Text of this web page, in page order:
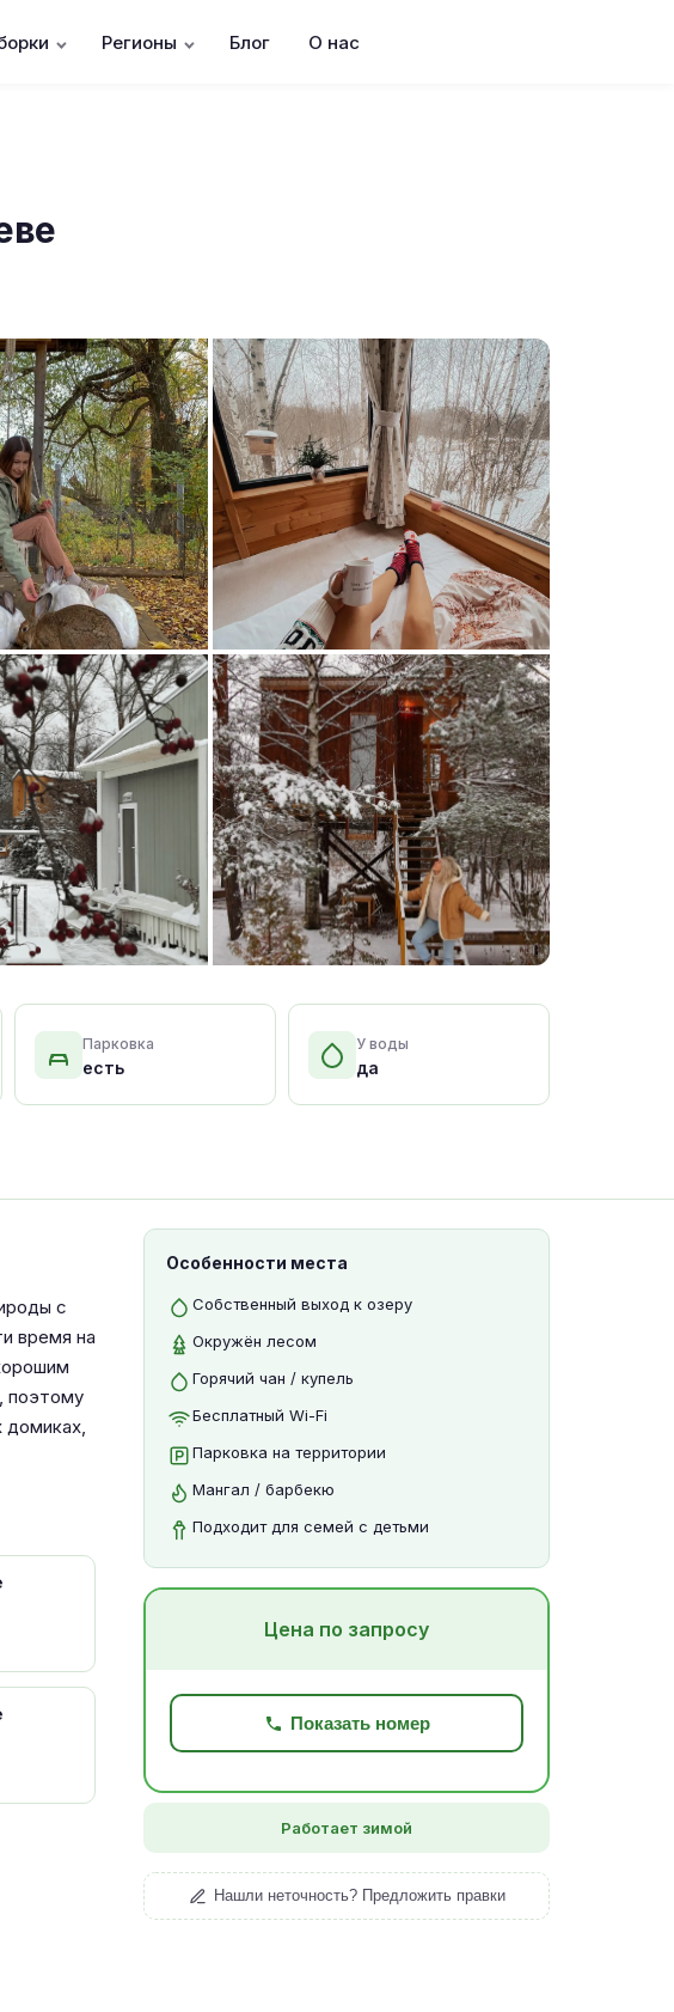
Регионы Блог О нас
Парковка
есть
У воды
да
с
время на
поэтому
домиках,
Особенности места
Собственный выход к озеру
Окружён лесом
Горячий чан / купель
Бесплатный Wi-Fi
Парковка на территории
Мангал / барбекю
Подходит для семей с детьми
Цена по запросу
Показать номер
Работает зимой
Нашли неточность? Предложить правки